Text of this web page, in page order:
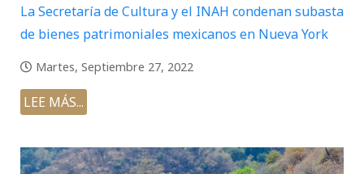
La Secretaría de Cultura y el INAH condenan subasta
de bienes patrimoniales mexicanos en Nueva York
Martes, Septiembre 27, 2022
LEE MÁS...